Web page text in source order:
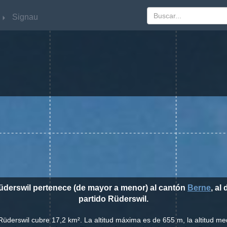
Signau
pertenece (de mayor a menor) al cantón Berne, al
partido Rüderswil.
cubre 17,2 km². La altitud máxima es de 655 m, la altitud
Signau